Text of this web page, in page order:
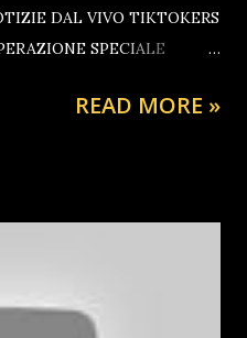
DAL VIVO TIKTOKERS
SPECIALE
Se ti Piace il Post che
Umbria elezione
READ MORE »